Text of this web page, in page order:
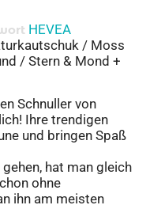
HEVEA
/ Moss
/ Stern & Mond +
Schnuller von
Ihre trendigen
und bringen Spaß
hat man gleich
ohne
ihn am meisten